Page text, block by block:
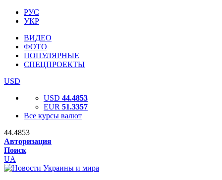
РУС
УКР
ВИДЕО
ФОТО
ПОПУЛЯРНЫЕ
СПЕЦПРОЕКТЫ
USD
USD 44.4853
EUR 51.3357
Все курсы валют
44.4853
Авторизация
Поиск
UA